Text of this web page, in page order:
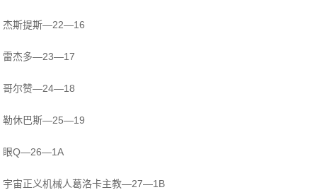
杰斯提斯—22—16
雷杰多—23—17
哥尔赞—24—18
勒休巴斯—25—19
眼Q—26—1A
宇宙正义机械人葛洛卡主教—27—1B